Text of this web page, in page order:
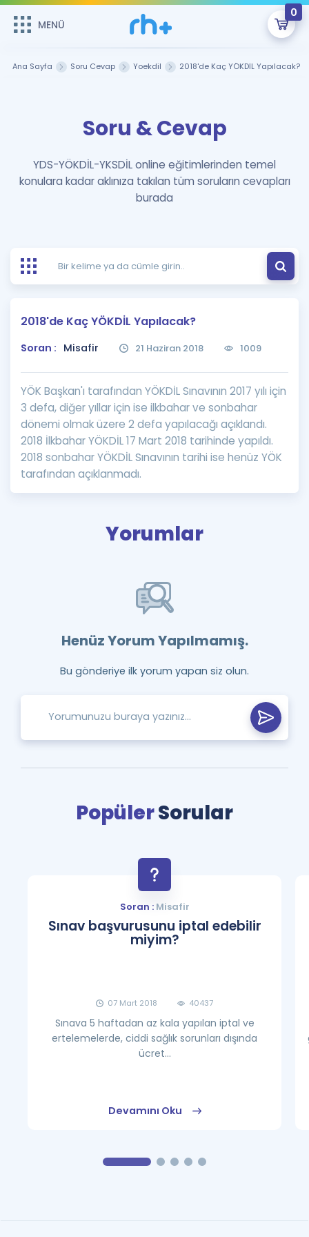
MENÜ
0
Şifremi Hatırlamıyorum
GİRİŞ YAP
Remzi Hoca ile seni sınava hazırlayacak onlarca eğitim seni
bekliyor!
MENÜ
Çalışma Paketleri
Kitaplar ve Kaynaklar
Ücretsiz Kaynaklar
Puan Hesaplama
Rehberlik Aracı
ÖSYM Sınav Takvimi
Kampanyalar
Blog
İngilizce Gramer
Blog
İngilizce Gramer
Hakkımızda
Ana Sayfa Soru Cevap Yoekdil 2018'de Kaç YÖKDİL Yapılacak?
Soru & Cevap
YDS-YÖKDİL-YKSDİL online eğitimlerinden temel
konulara kadar aklınıza takılan tüm soruların cevapları
burada
2018'de Kaç YÖKDİL Yapılacak?
Soran : Misafir 21 Haziran 2018 1009
YÖK Başkan'ı tarafından YÖKDİL Sınavının 2017 yılı için
3 defa, diğer yıllar için ise ilkbahar ve sonbahar
dönemi olmak üzere 2 defa yapılacağı açıklandı.
2018 İlkbahar YÖKDİL 17 Mart 2018 tarihinde yapıldı.
2018 sonbahar YÖKDİL Sınavının tarihi ise henüz YÖK
tarafından açıklanmadı.
Yorumlar
Henüz Yorum Yapılmamış.
Bu gönderiye ilk yorum yapan siz olun.
PopülerSorular
Soran :Misafir
Sınav başvurusunu iptal edebilir
miyim?
07 Mart 2018 40437
Sınava 5 haftadan az kala yapılan iptal ve
ertelemelerde, ciddi sağlık sorunları dışında
ücret...
Devamını Oku